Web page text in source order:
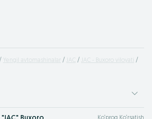
Yengil avtomashinalar JAC
JAC - Buxoro viloyati